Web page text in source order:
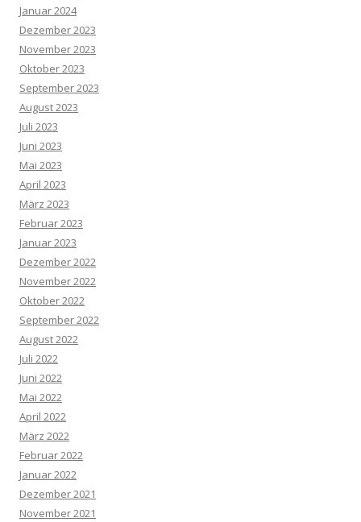
Januar 2024
Dezember 2023
November 2023
Oktober 2023
September 2023
August 2023
Juli 2023
Juni 2023
Mai 2023
April 2023
März 2023
Februar 2023
Januar 2023
Dezember 2022
November 2022
Oktober 2022
September 2022
August 2022
Juli 2022
Juni 2022
Mai 2022
April 2022
März 2022
Februar 2022
Januar 2022
Dezember 2021
November 2021